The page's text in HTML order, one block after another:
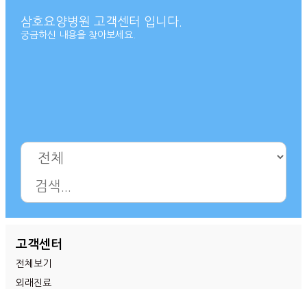
삼호요양병원 고객센터 입니다.
궁금하신 내용을 찾아보세요.
고객센터
전체보기
외래진료